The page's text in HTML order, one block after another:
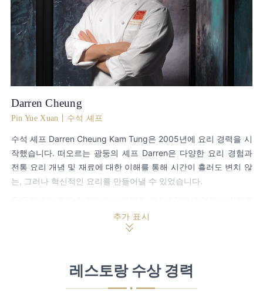
Darren Cheung
Pin Yue Xuan丨수석 셰프
수석 셰프 Darren Cheung Kam Tung은 2005년에 요리 경력을 시
작했습니다. 떠오르는 광둥의 셰프 Darren은 다양한 요리 경험과
전통 요리 개념 및 재료에 대한 이해를 통해 시간이 흘러도 변치 않
는, 그러나 혁신적인 요리를 만들어낼 수 있었습니다.
통해 셰프 Darren은 자신의 시야를 넓히고 중국 북부와 남부 요리
문화의 진수를 습득하였습니다. 셰프 Darren은 Le Cordon Bleu
추가 표시
레스토랑 수상 경력